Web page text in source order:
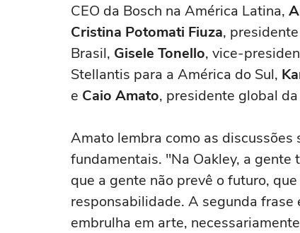
CEO da Bosch na América Latina,
Cristina Potomati Fiuza,
Brasil, Gisele Tonello, vice-
Stellantis para a América do Sul,
e Caio Amato, presidente global da
Amato lembra como as
fundamentais. "Na Oakley, a gente
que a gente não prevê o futuro,
responsabilidade. A segunda frase
embrulha em arte,